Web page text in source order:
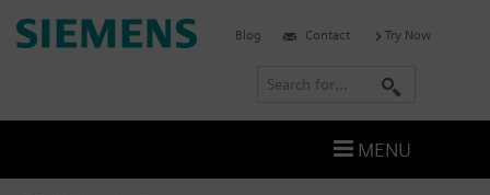
Skip
to
Siemens
Blog Contact Try Now
r
MENU